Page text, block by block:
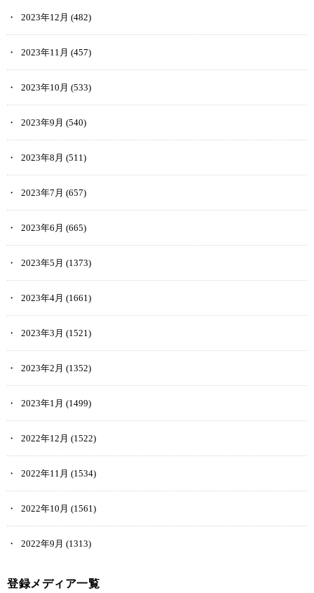
2023年12月 (482)
2023年11月 (457)
2023年10月 (533)
2023年9月 (540)
2023年8月 (511)
2023年7月 (657)
2023年6月 (665)
2023年5月 (1373)
2023年4月 (1661)
2023年3月 (1521)
2023年2月 (1352)
2023年1月 (1499)
2022年12月 (1522)
2022年11月 (1534)
2022年10月 (1561)
2022年9月 (1313)
登録メディア一覧